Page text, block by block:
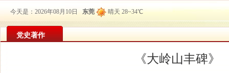
今天是：2026年08月10日 东莞 晴天 28~34℃
党史著作
《大岭山丰碑》